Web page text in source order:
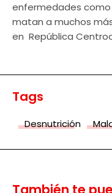
enfermedades como
matan a muchos
en República
Tags
Desnutrición